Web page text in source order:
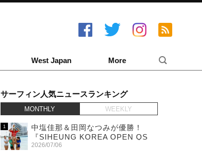
West Japan More
サーフィン人気ニュースランキング
MONTHLY WEEKLY
中塩佳那＆田岡なつみが優勝！
『SIHEUNG KOREA OPEN QS
6,000 & LQS』
2026/07/06